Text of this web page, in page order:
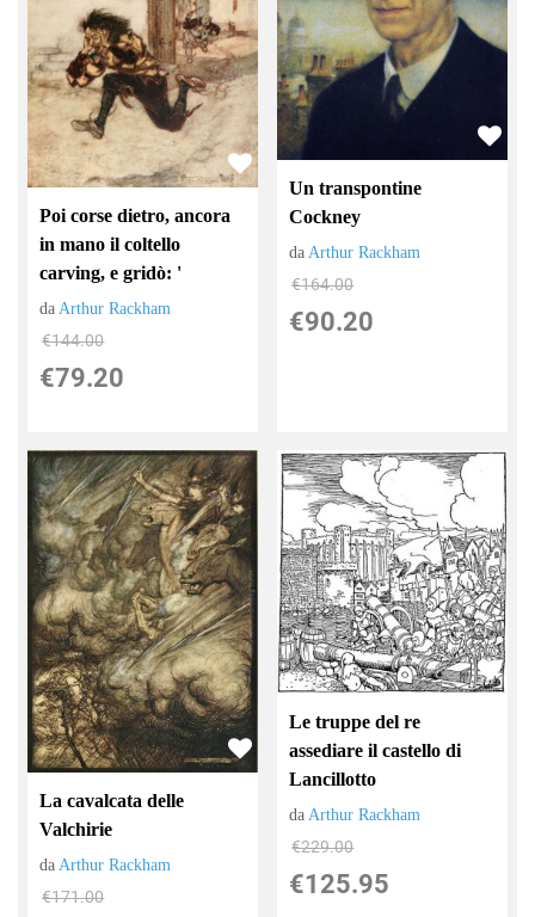
Poi corse dietro, ancora
in mano il coltello
carving, e gridò: '
daArthur Rackham
€144.00
€79.20
Un transpontine
Cockney
da Arthur Rackham
€164.00
€90.20
La cavalcata delle
Valchirie
da Arthur Rackham
€171.00
Le truppe del re
assediare il castello di
Lancillotto
da Arthur Rackham
€229.00
€125.95